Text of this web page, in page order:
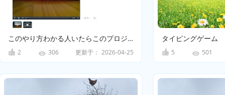
このやり方わかる人いたらこのプロジェクトリミックスしてやり方を教えてください。
2 306 更新于： 2026-04-25
タイピングゲーム
5 501